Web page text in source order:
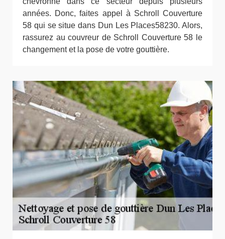
années. Donc, faites appel à Schroll Couverture
58 qui se situe dans Dun Les Places58230. Alors,
rassurez au couvreur de Schroll Couverture 58 le
changement et la pose de votre gouttière.